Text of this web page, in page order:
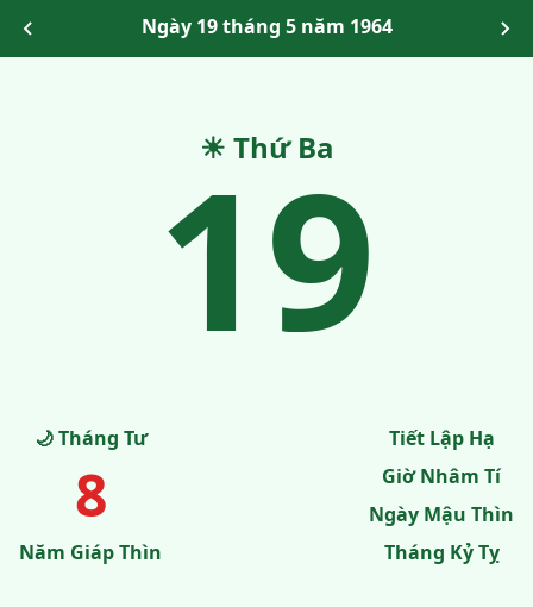
Ngày 19 tháng 5 năm 1964
☀ Thứ Ba
19
🌙 Tháng Tư
8
Năm Giáp Thìn
Tiết Lập Hạ
Giờ Nhâm Tí
Ngày Mậu Thìn
Tháng Kỷ Tỵ